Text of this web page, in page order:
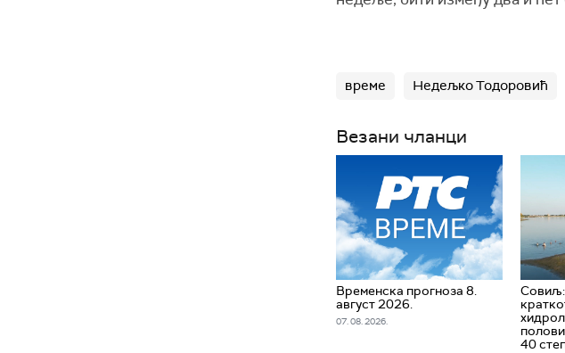
време Недељко Тодоровић
Везани чланци
Временска прогноза 8.
август 2026.
07. 08. 2026.
40